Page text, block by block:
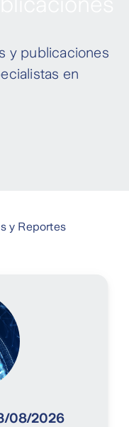
y publicaciones
en
y Reportes
08/2026